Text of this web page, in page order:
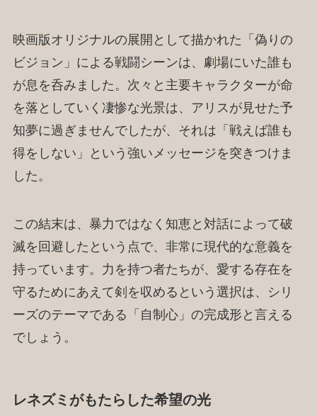
映画版オリジナルの展開として描かれた「偽りの
ビジョン」による戦闘シーンは、劇場にいた誰も
が息を呑みました。次々と主要キャラクターが命
を落としていく凄惨な光景は、アリスが見せた予
知夢に過ぎませんでしたが、それは「戦えば誰も
得をしない」という強いメッセージを突きつけま
した。
この結末は、暴力ではなく知恵と対話によって破
滅を回避したという点で、非常に現代的な意義を
持っています。力を持つ者たちが、愛する存在を
守るためにあえて剣を収めるという選択は、シリ
ーズのテーマである「自制心」の完成形と言える
でしょう。
レネズミがもたらした希望の光